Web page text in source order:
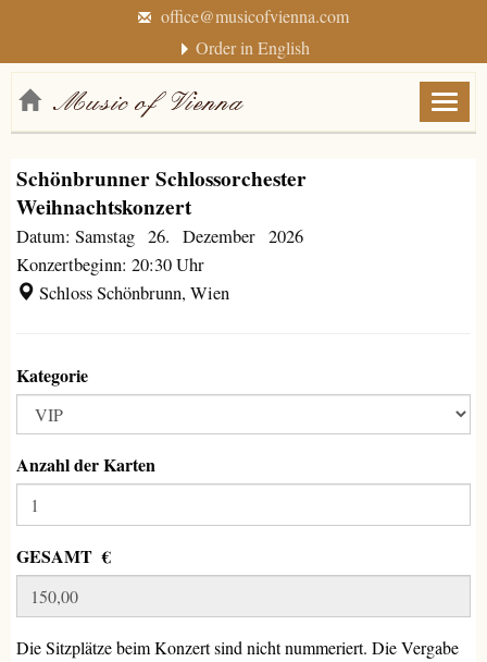
office@musicofvienna.com
Order in English
Menü
Schönbrunner Schlossorchester
Weihnachtskonzert
Datum: Samstag 26. Dezember 2026
Konzertbeginn: 20:30 Uhr
Schloss Schönbrunn, Wien
Kategorie
Anzahl der Karten
GESAMT €
Die Sitzplätze beim Konzert sind nicht nummeriert. Die Vergabe